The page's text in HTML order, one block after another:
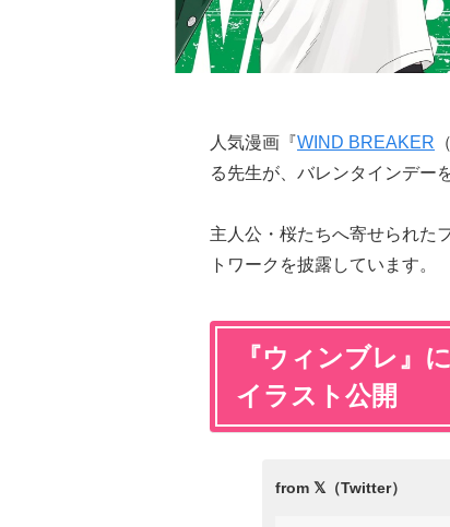
人気漫画『WIND BREAKER
る先生が、バレンタインデー
主人公・桜たちへ寄せられた
トワークを披露しています。
『ウィンブレ』
イラスト公開